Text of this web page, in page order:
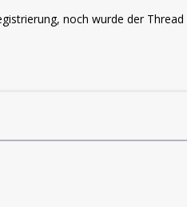
noch wurde der